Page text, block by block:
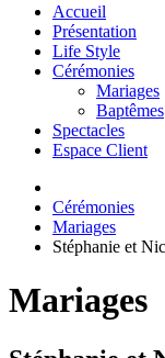
Accueil
Présentation
Life Style
Cérémonies
Mariages
Baptêmes
Spectacles
Espace Client
Cérémonies
Mariages
Stéphanie et
Mariages